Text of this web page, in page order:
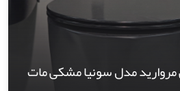
مدل سونیا مشکی مات